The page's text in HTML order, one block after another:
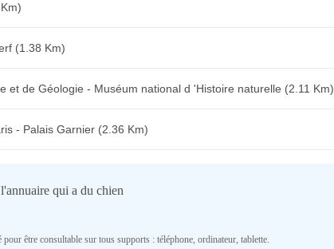
(1.38 Km)
et de Géologie - Muséum national d 'Histoire naturelle (2.11 Km)
- Palais Garnier (2.36 Km)
qui a du chien
pour être consultable sur tous supports : téléphone, ordinateur, tablette.